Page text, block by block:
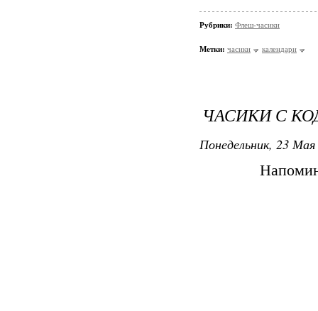
Рубрики: Флеш-часики
Метки: часики календари
ЧАСИКИ С
Понедельник, 23